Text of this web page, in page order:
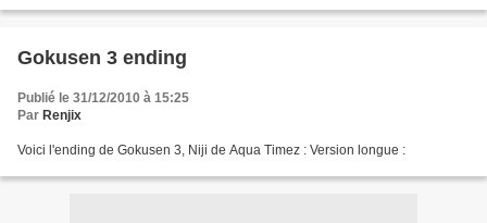
Gokusen 3 ending
Publié le 31/12/2010 à 15:25
Par Renjix
Voici l'ending de Gokusen 3, Niji de Aqua Timez : Version longue :